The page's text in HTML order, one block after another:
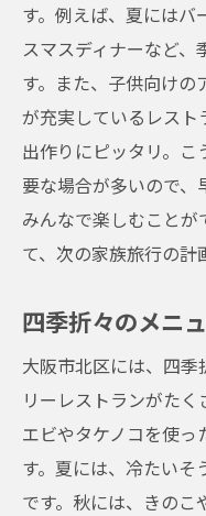
す。例えば、夏にはバ
スマスディナーなど
す。また、子供向けの
が充実しているレス
出作りにピッタリ。
要な場合が多いので、
みんなで楽しむこと
て、次の家族旅行の計
四季折々のメニ
大阪市北区には、四
リーレストランがた
エビやタケノコを使
す。夏には、冷たい
です。秋には、きの